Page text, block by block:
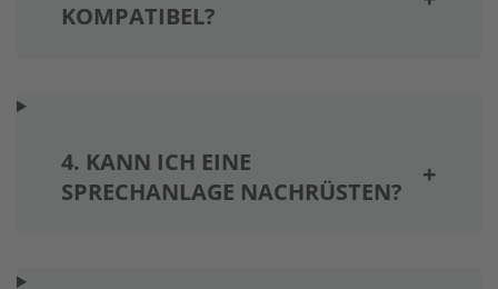
KOMPATIBEL?
4. KANN ICH EINE
SPRECHANLAGE NACHRÜSTEN?